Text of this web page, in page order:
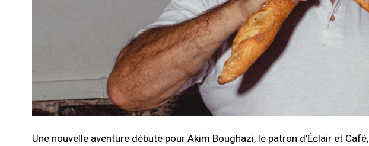
Une nouvelle aventure débute pour Akim Boughazi, le patron d’Éclair et